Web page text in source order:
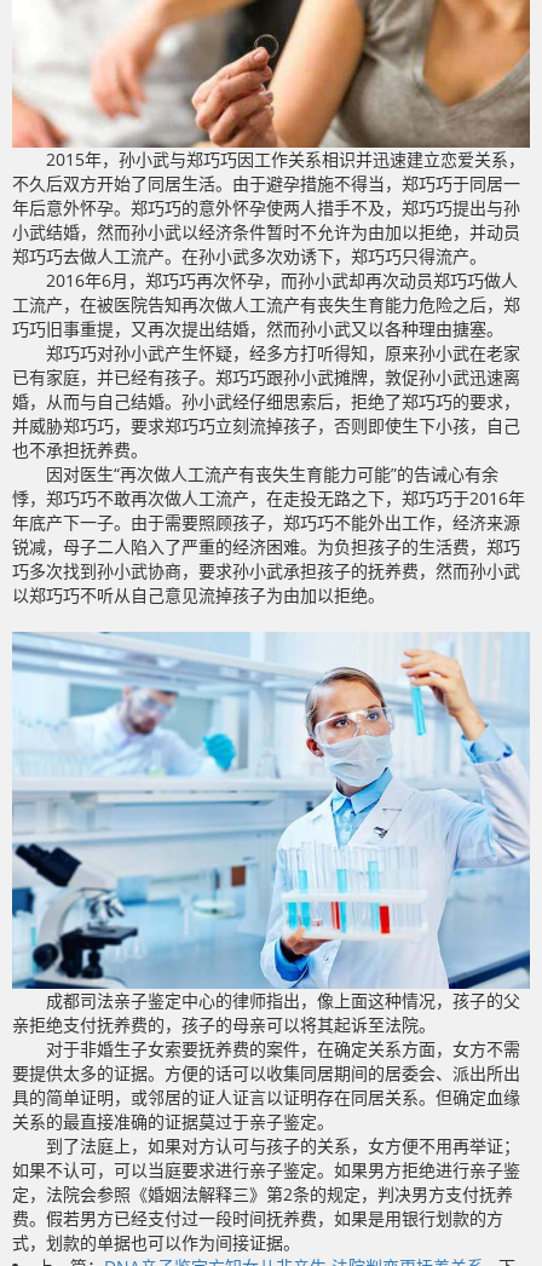
2015年，孙小武与郑巧巧因工作关系相识并迅速建立恋爱关系，
不久后双方开始了同居生活。由于避孕措施不得当，郑巧巧于同居一
年后意外怀孕。郑巧巧的意外怀孕使两人措手不及，郑巧巧提出与孙
小武结婚，然而孙小武以经济条件暂时不允许为由加以拒绝，并动员
郑巧巧去做人工流产。在孙小武多次劝诱下，郑巧巧只得流产。
2016年6月，郑巧巧再次怀孕，而孙小武却再次动员郑巧巧做人
工流产，在被医院告知再次做人工流产有丧失生育能力危险之后，郑
巧巧旧事重提，又再次提出结婚，然而孙小武又以各种理由搪塞。
郑巧巧对孙小武产生怀疑，经多方打听得知，原来孙小武在老家
已有家庭，并已经有孩子。郑巧巧跟孙小武摊牌，敦促孙小武迅速离
婚，从而与自己结婚。孙小武经仔细思索后，拒绝了郑巧巧的要求，
并威胁郑巧巧，要求郑巧巧立刻流掉孩子，否则即使生下小孩，自己
也不承担抚养费。
因对医生“再次做人工流产有丧失生育能力可能”的告诫心有余
悸，郑巧巧不敢再次做人工流产，在走投无路之下，郑巧巧于2016年
年底产下一子。由于需要照顾孩子，郑巧巧不能外出工作，经济来源
锐减，母子二人陷入了严重的经济困难。为负担孩子的生活费，郑巧
巧多次找到孙小武协商，要求孙小武承担孩子的抚养费，然而孙小武
以郑巧巧不听从自己意见流掉孩子为由加以拒绝。
成都司法亲子鉴定中心的律师指出，像上面这种情况，孩子的父
亲拒绝支付抚养费的，孩子的母亲可以将其起诉至法院。
对于非婚生子女索要抚养费的案件，在确定关系方面，女方不需
要提供太多的证据。方便的话可以收集同居期间的居委会、派出所出
具的简单证明，或邻居的证人证言以证明存在同居关系。但确定血缘
关系的最直接准确的证据莫过于亲子鉴定。
到了法庭上，如果对方认可与孩子的关系，女方便不用再举证；
如果不认可，可以当庭要求进行亲子鉴定。如果男方拒绝进行亲子鉴
定，法院会参照《婚姻法解释三》第2条的规定，判决男方支付抚养
费。假若男方已经支付过一段时间抚养费，如果是用银行划款的方
式，划款的单据也可以作为间接证据。